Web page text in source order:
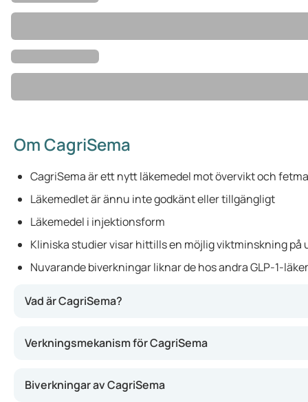
Om CagriSema
CagriSema är ett nytt läkemedel mot övervikt och
Läkemedlet är ännu inte godkänt eller tillgängligt
Läkemedel i injektionsform
Kliniska studier visar hittills en möjlig viktminskning på
Nuvarande biverkningar liknar de hos andra GLP-1-
Vad är CagriSema?
cagrilintid. Behandlingen testas som en veckovis
på blodsockret. Läkemedlet är fortfarande i den
Verkningsmekanism för CagriSema
Biverkningar av CagriSema